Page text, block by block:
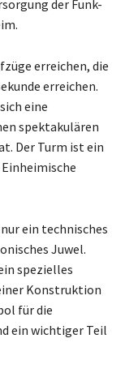
der Funk-
erreichen, die
erreichen.
eine
spektakulären
Der Turm ist ein
ein technisches
Juwel.
spezielles
Konstruktion
für die
ein wichtiger Teil